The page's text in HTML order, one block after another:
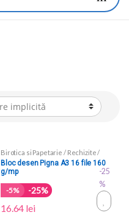
Birotica si Papetarie / Rechizite /
Blocuri de desen
Bloc desen Pigna A3 16 file 160
g/mp
-5% -25%
16.64 lei
-25
%